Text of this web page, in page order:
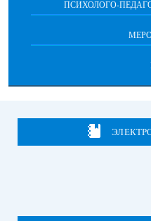
ПСИХОЛОГО-